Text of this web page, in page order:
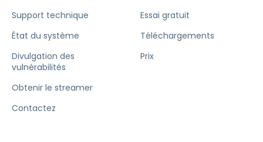
Support technique
État du système
Divulgation des
vulnérabilités
Obtenir le streamer
Contactez
Essai gratuit
Téléchargements
Prix